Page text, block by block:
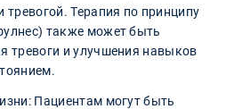
тревогой. Терапия по принципу
также может быть
тревоги и улучшения навыков
Пациентам могут быть